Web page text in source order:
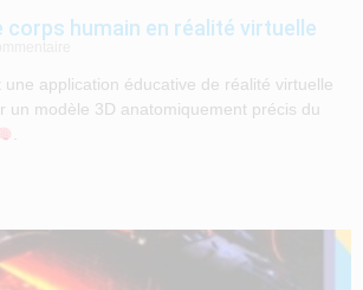
corps humain en réalité virtuelle
une application éducative de réalité virtuelle
un modèle 3D anatomiquement précis du
.